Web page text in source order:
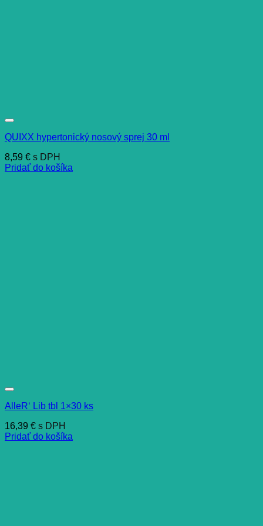
QUIXX hypertonický nosový sprej 30 ml
8,59 € s DPH
Pridať do košíka
AlleR‘ Lib tbl 1×30 ks
16,39 € s DPH
Pridať do košíka